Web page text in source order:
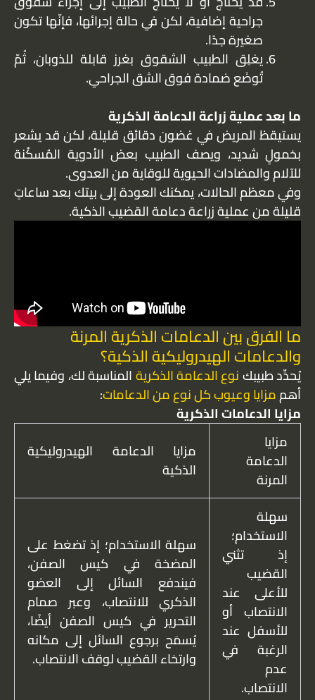
جراحية إضافية، لكن في حالة إجرائها، فإنّها تكون
صغيرة جدًا.
يغلِق الطبيب الشقوق بغرز قابلة للذوبان، ثُمّ
تُوضَع ضمادة فوق الشق الجراحي.
ما بعد عملية زراعة الدعامة الذكرية
يستيقظ المريض في غضون دقائق قليلة، لكن قد يشعر
بخمولٍ شديد، ويصف الطبيب بعض الأدوية المُسكّنة
للآلام والمضادات الحيوية للوقاية من العدوى.
وفي معظم الحالات، يمكنك العودة إلى بيتك بعد ساعاتٍ
قليلة من عملية زراعة دعامة القضيب الذكية.
ما الفرق بين الدعامات الذكرية المرنة
والدعامات الهيدروليكية الذكية؟
يُحدِّد طبيبكنوع الدعامة الذكريةالمناسبة لك، وفيما يلي
أهممزايا وعيوب كل نوع من الدعامات:
مزايا الدعامات الذكرية
مزايا
الدعامة
المرنة
مزايا الدعامة الهيدروليكية
الذكية
سهلة
الاستخدام؛
إذ تثني
القضيب
للأعلى عند
الانتصاب أو
للأسفل عند
الرغبة في
عدم
الانتصاب.
سهلة الاستخدام؛ إذ تضغط على
المضخة في كيس الصفن،
فيندفع السائل إلى العضو
الذكري للانتصاب، وعبر صمام
التحرير في كيس الصفن أيضًا،
يُسمَح برجوع السائل إلى مكانه
وارتخاء القضيب لوقف الانتصاب.